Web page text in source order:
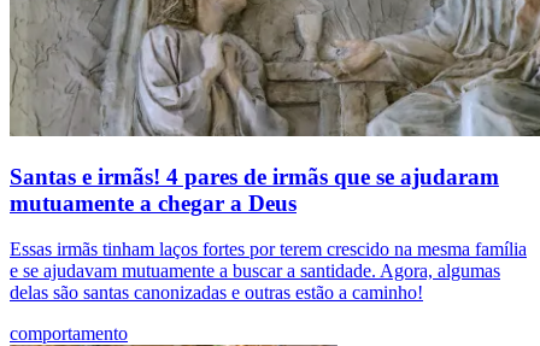
Santas e irmãs! 4 pares de irmãs que se ajudaram
mutuamente a chegar a Deus
Essas irmãs tinham laços fortes por terem crescido na mesma família
e se ajudavam mutuamente a buscar a santidade. Agora, algumas
delas são santas canonizadas e outras estão a caminho!
comportamento